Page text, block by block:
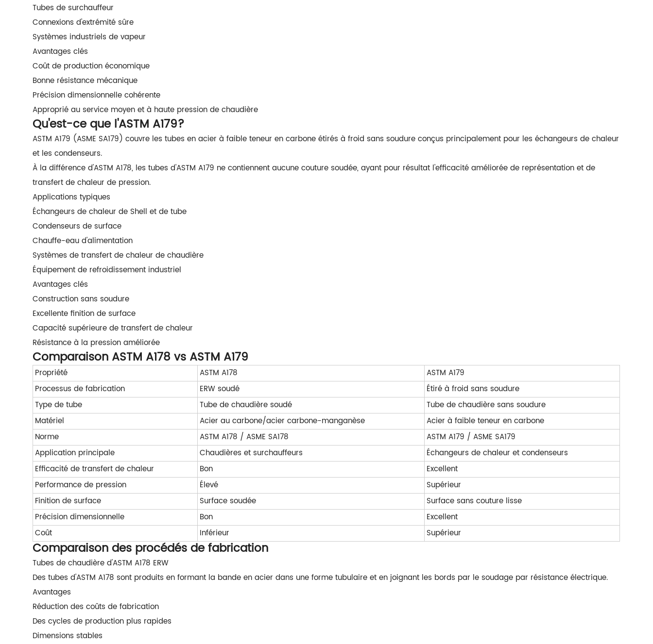
Tubes de surchauffeur
Connexions d'extrémité sûre
Systèmes industriels de vapeur
Avantages clés
Coût de production économique
Bonne résistance mécanique
Précision dimensionnelle cohérente
Approprié au service moyen et à haute pression de chaudière
Qu'est-ce que l'ASTM A179?
ASTM A179 (ASME SA179) couvre les tubes en acier à faible teneur en carbone étirés à froid sans soudure conçus principalement pour les échangeurs de chaleur
et les condenseurs.
À la différence d'ASTM A178, les tubes d'ASTM A179 ne contiennent aucune couture soudée, ayant pour résultat l'efficacité améliorée de représentation et de
transfert de chaleur de pression.
Applications typiques
Échangeurs de chaleur de Shell et de tube
Condenseurs de surface
Chauffe-eau d'alimentation
Systèmes de transfert de chaleur de chaudière
Équipement de refroidissement industriel
Avantages clés
Construction sans soudure
Excellente finition de surface
Capacité supérieure de transfert de chaleur
Résistance à la pression améliorée
Comparaison ASTM A178 vs ASTM A179
Propriété ASTM A178
ASTM A179
Processus de fabrication
ERW soudé
Étiré à froid sans soudure
Type de tube
Tube de chaudière soudé
Tube de chaudière sans soudure
Matériel
Acier au carbone/acier carbone-manganèse
Acier à faible teneur en carbone
Norme
ASTM A178 / ASME SA178
ASTM A179 / ASME SA179
Application principale
Chaudières et surchauffeurs
Échangeurs de chaleur et condenseurs
Efficacité de transfert de chaleur
Bon
Excellent
Performance de pression
Élevé
Supérieur
Finition de surface
Surface soudée
Surface sans couture lisse
Précision dimensionnelle
Bon
Excellent
Coût
Inférieur Supérieur
Comparaison des procédés de fabrication
Tubes de chaudière d'ASTM A178 ERW
Des tubes d'ASTM A178 sont produits en formant la bande en acier dans une forme tubulaire et en joignant les bords par le soudage par résistance électrique.
Avantages
Réduction des coûts de fabrication
Des cycles de production plus rapides
Dimensions stables